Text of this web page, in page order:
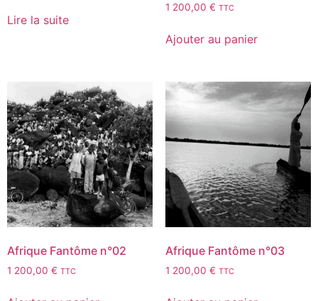
Lire la suite
1 200,00 € TTC
Ajouter au panier
Afrique Fantôme n°02
1 200,00 € TTC
Afrique Fantôme n°03
1 200,00 € TTC